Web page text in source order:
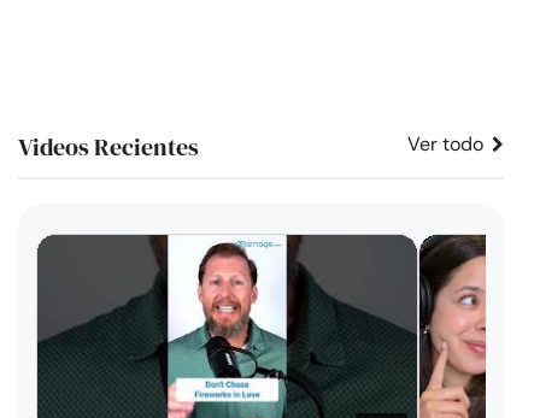
Videos Recientes Ver todo